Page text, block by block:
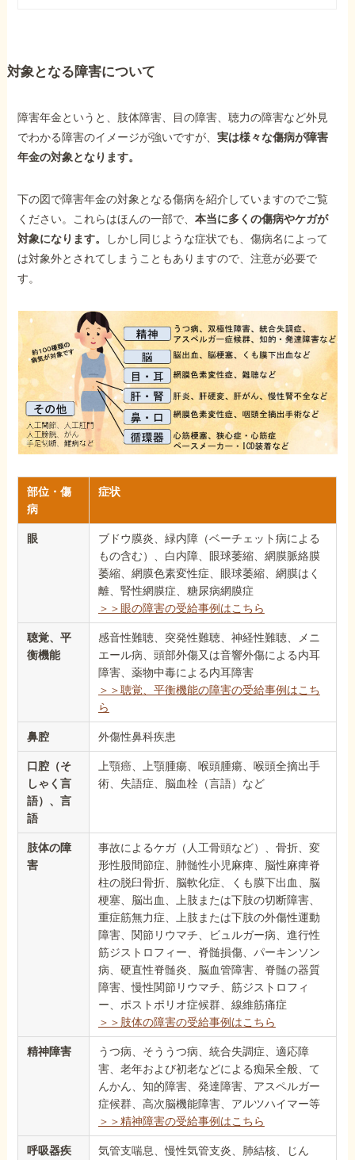
対象となる障害について
障害年金というと、肢体障害、目の障害、聴力の障害など外見
でわかる障害のイメージが強いですが、実は様々な傷病が障害
年金の対象となります。
下の図で障害年金の対象となる傷病を紹介していますのでご覧
ください。これらはほんの一部で、本当に多くの傷病やケガが
対象になります。
しかし同じような症状でも、傷病名によって
は対象外とされてしまうこともありますので、注意が必要で
す。
部位・傷
病
症状
眼
ブドウ膜炎、緑内障（ベーチェット病による
もの含む）、白内障、眼球萎縮、網膜脈絡膜
萎縮、網膜色素変性症、眼球萎縮、網膜はく
離、腎性網膜症、糖尿病網膜症
＞＞眼の障害の受給事例はこちら
聴覚、平
衡機能
感音性難聴、突発性難聴、神経性難聴、メニ
エール病、頭部外傷又は音響外傷による内耳
障害、薬物中毒による内耳障害
＞＞聴覚、平衡機能の障害の受給事例はこち
ら
鼻腔 外傷性鼻科疾患
口腔（そ
しゃく言
語）、言
語
上顎癌、上顎腫瘍、喉頭腫瘍、喉頭全摘出手
術、失語症、脳血栓（言語）など
肢体の障
害
事故によるケガ（人工骨頭など）、骨折、変
形性股間節症、肺髄性小児麻痺、脳性麻痺脊
柱の脱臼骨折、脳軟化症、くも膜下出血、脳
梗塞、脳出血、上肢または下肢の切断障害、
重症筋無力症、上肢または下肢の外傷性運動
障害、関節リウマチ、ビュルガー病、進行性
筋ジストロフィー、脊髄損傷、パーキンソン
病、硬直性脊髄炎、脳血管障害、脊髄の器質
障害、慢性関節リウマチ、筋ジストロフィ
ー、ポストポリオ症候群、線維筋痛症
＞＞肢体の障害の受給事例はこちら
精神障害
うつ病、そううつ病、統合失調症、適応障
害、老年および初老などによる痴呆全般、て
んかん、知的障害、発達障害、アスペルガー
症候群、高次脳機能障害、アルツハイマー等
＞＞精神障害の受給事例はこちら
呼吸器疾
気管支喘息、慢性気管支炎、肺結核、じん